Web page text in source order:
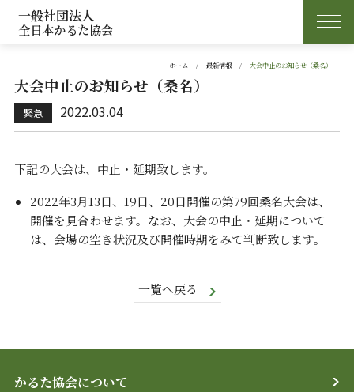
一般社団法人
全日本かるた協会
ホーム 最新情報 大会中止のお知らせ（桑名）
大会中止のお知らせ（桑名）
2022.03.04
下記の大会は、中止・延期致します。
2022年3月13日、19日、20日開催の第79回桑名大会は、
開催を見合わせます。なお、大会の中止・延期について
は、会場の空き状況及び開催時期をみて判断致します。
一覧へ戻る
かるた協会について